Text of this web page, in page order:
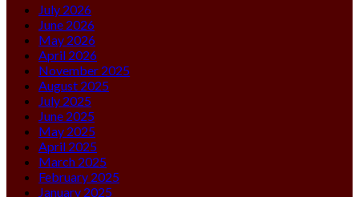
July 2026
June 2026
May 2026
April 2026
November 2025
August 2025
July 2025
June 2025
May 2025
April 2025
March 2025
February 2025
January 2025